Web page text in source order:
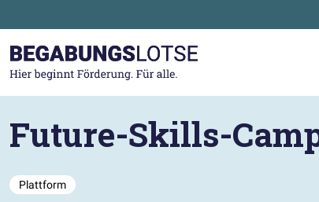
Zur Startseite gehen
Future-Skills-
Plattform